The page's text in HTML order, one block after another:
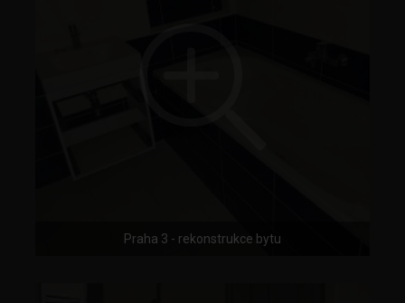
Praha 3 - rekonstrukce bytu